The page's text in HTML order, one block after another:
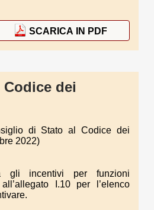
SCARICA IN PDF
Codice dei
di Stato al Codice dei
2022)
gli incentivi per funzioni
I.10 per l’elenco